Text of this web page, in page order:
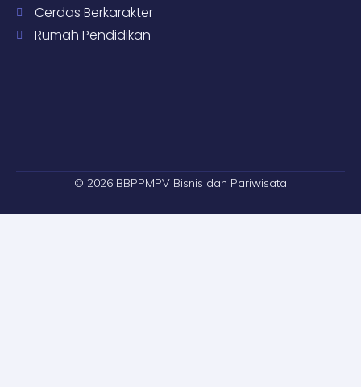
Cerdas Berkarakter
Rumah Pendidikan
© 2026 BBPPMPV Bisnis dan Pariwisata